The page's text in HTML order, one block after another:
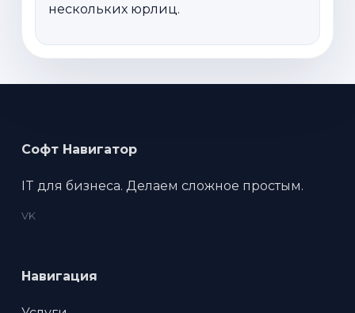
нескольких юрлиц.
Софт Навигатор
IT для бизнеса. Делаем сложное простым.
VK
Навигация